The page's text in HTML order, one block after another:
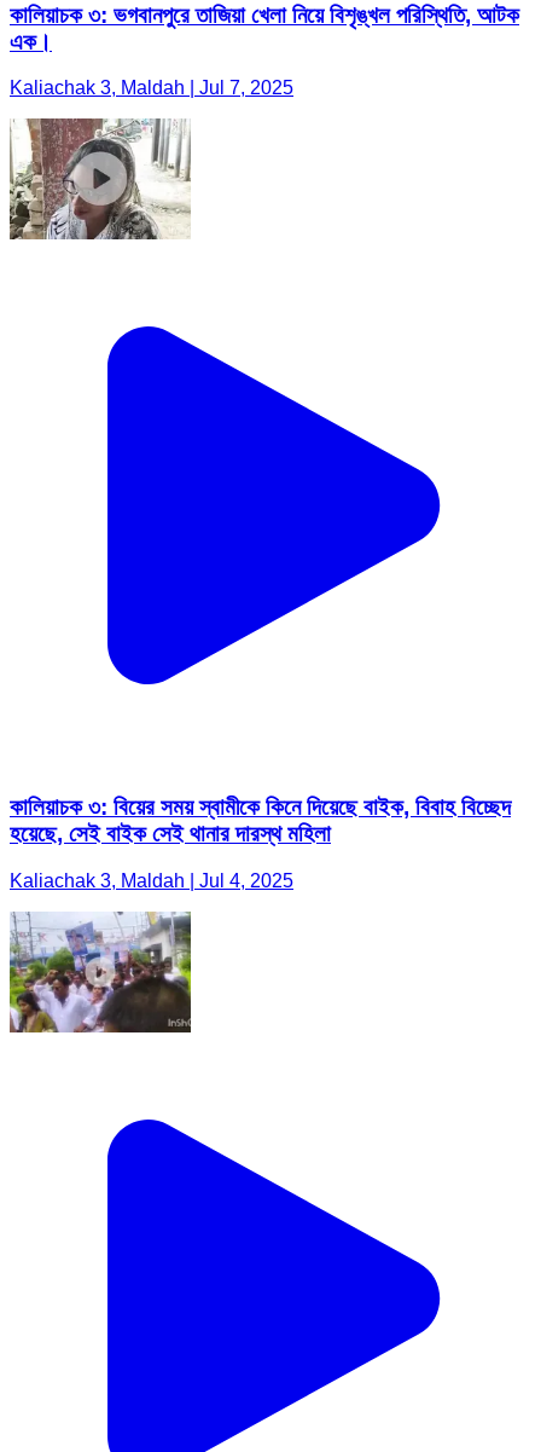
কালিয়াচক ৩: ভগবানপুরে তাজিয়া খেলা নিয়ে বিশৃঙ্খল পরিস্থিতি, আটক
এক।
Kaliachak 3, Maldah | Jul 7, 2025
কালিয়াচক ৩: বিয়ের সময় স্বামীকে কিনে দিয়েছে বাইক, বিবাহ বিচ্ছেদ
হয়েছে, সেই বাইক সেই থানার দারস্থ মহিলা
Kaliachak 3, Maldah | Jul 4, 2025